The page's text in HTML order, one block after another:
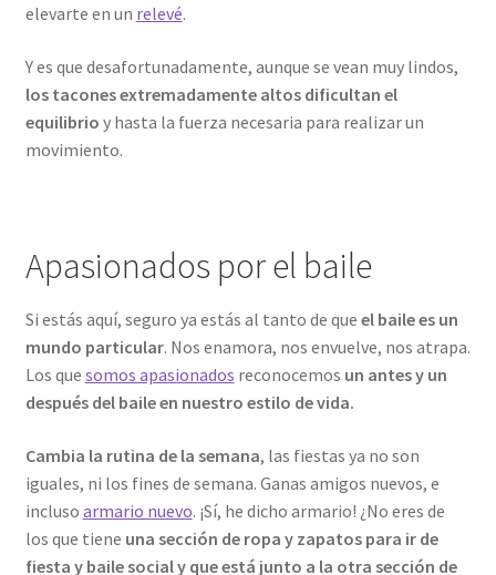
elevarte en un relevé.
Y es que desafortunadamente, aunque se vean muy lindos,
los tacones extremadamente altos dificultan el
equilibrio y hasta la fuerza necesaria para realizar un
movimiento.
Apasionados por el baile
Si estás aquí, seguro ya estás al tanto de que el baile es un
mundo particular. Nos enamora, nos envuelve, nos atrapa.
Los que somos apasionados reconocemos un antes y un
después del baile en nuestro estilo de vida.
Cambia la rutina de la semana, las fiestas ya no son
iguales, ni los fines de semana. Ganas amigos nuevos, e
incluso armario nuevo. ¡Sí, he dicho armario! ¿No eres de
los que tiene una sección de ropa y zapatos para ir de
fiesta y baile social y que está junto a la otra sección de